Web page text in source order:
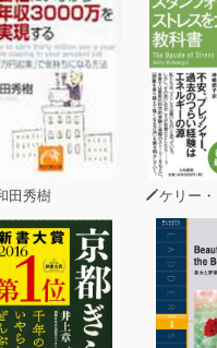
いろいろな情報に接して
報をうまく使えないので
をいかに高めるか」より
田秀樹 ケリー・